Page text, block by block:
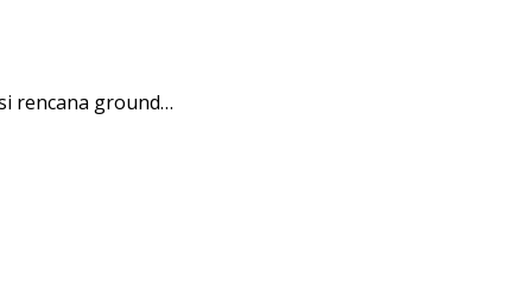
rencana ground…